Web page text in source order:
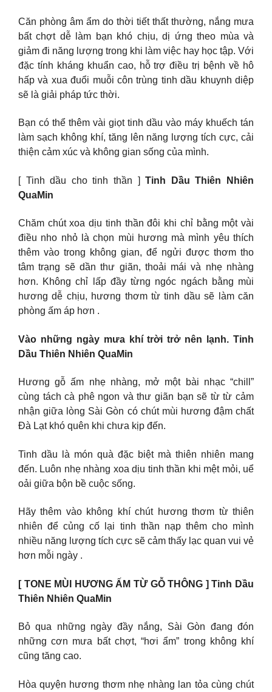
Căn phòng âm ẩm do thời tiết thất thường, nắng mưa
bất chợt dễ làm bạn khó chịu, dị ứng theo mùa và
giảm đi năng lượng trong khi làm việc hay học tập. Với
đặc tính kháng khuẩn cao, hỗ trợ điều trị bệnh về hô
hấp và xua đuổi muỗi côn trùng tinh dầu khuynh diệp
sẽ là giải pháp tức thời.
Bạn có thể thêm vài giọt tinh dầu vào máy khuếch tán
làm sạch không khí, tăng lên năng lượng tích cực, cải
thiện cảm xúc và không gian sống của mình.
[ Tinh dầu cho tinh thần ]Tinh Dầu Thiên Nhiên
QuaMin
Chăm chút xoa dịu tinh thần đôi khi chỉ bằng một vài
điều nho nhỏ là chọn mùi hương mà mình yêu thích
thêm vào trong không gian, để ngửi được thơm tho
tâm trạng sẽ dần thư giãn, thoải mái và nhẹ nhàng
hơn. Không chỉ lấp đầy từng ngóc ngách bằng mùi
hương dễ chịu, hương thơm từ tinh dầu sẽ làm căn
phòng ấm áp hơn .
Vào những ngày mưa khí trời trở nên lạnh. Tinh
Dầu Thiên Nhiên QuaMin
Hương gỗ ấm nhẹ nhàng, mở một bài nhạc “chill”
cùng tách cà phê ngon và thư giãn bạn sẽ từ từ cảm
nhận giữa lòng Sài Gòn có chút mùi hương đậm chất
Đà Lạt khó quên khi chưa kịp đến.
Tinh dầu là món quà đặc biệt mà thiên nhiên mang
đến. Luôn nhẹ nhàng xoa dịu tinh thần khi mệt mỏi, uể
oải giữa bộn bề cuộc sống.
Hãy thêm vào không khí chút hương thơm từ thiên
nhiên để củng cố lại tinh thần nạp thêm cho mình
nhiều năng lượng tích cực sẽ cảm thấy lạc quan vui vẻ
hơn mỗi ngày .
[ TONE MÙI HƯƠNG ẤM TỪ GỖ THÔNG ] Tinh Dầu
Thiên Nhiên QuaMin
Bỏ qua những ngày đầy nắng, Sài Gòn đang đón
những cơn mưa bất chợt, “hơi ẩm” trong không khí
cũng tăng cao.
Hòa quyện hương thơm nhẹ nhàng lan tỏa cùng chút